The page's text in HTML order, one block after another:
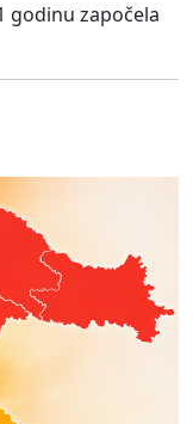
godinu započela